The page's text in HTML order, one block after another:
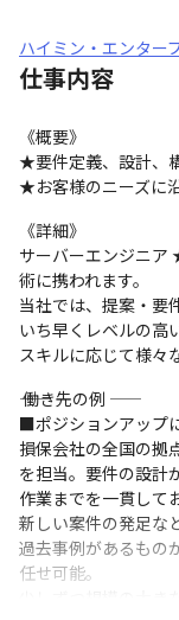
ハイミン・エンター
仕事内容
《概要》
★要件定義、設計、
★お客様のニーズに
《詳細》
サーバーエンジニア
術に携われます。
当社では、提案・要
いち早くレベルの高
スキルに応じて様々
―― 働き先の例 ――
■ポジションアップ
損保会社の全国の拠
を担当。要件の設計
作業までを一貫して
新しい案件の発足な
過去事例があるもの
任せ可能。